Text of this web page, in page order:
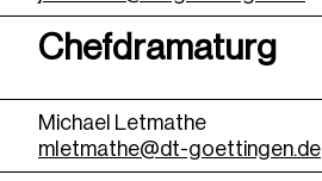
Chefdramaturg
Michael Letmathe
mletmathe@dt-goettingen.de